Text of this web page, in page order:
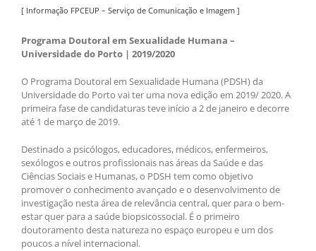
[ Informação FPCEUP – Serviço de Comunicação e Imagem ]
Programa Doutoral em Sexualidade Humana –
Universidade do Porto | 2019/2020
O Programa Doutoral em Sexualidade Humana (PDSH) da
Universidade do Porto vai ter uma nova edição em 2019/ 2020. A
primeira fase de candidaturas teve início a 2 de janeiro e decorre
até 1 de março de 2019.
Destinado a psicólogos, educadores, médicos, enfermeiros,
sexólogos e outros profissionais nas áreas da Saúde e das
Ciências Sociais e Humanas, o PDSH tem como objetivo
promover o conhecimento avançado e o desenvolvimento de
investigação nesta área de relevância central, quer para o bem-
estar quer para a saúde biopsicossocial. É o primeiro
doutoramento desta natureza no espaço europeu e um dos
poucos a nível internacional.